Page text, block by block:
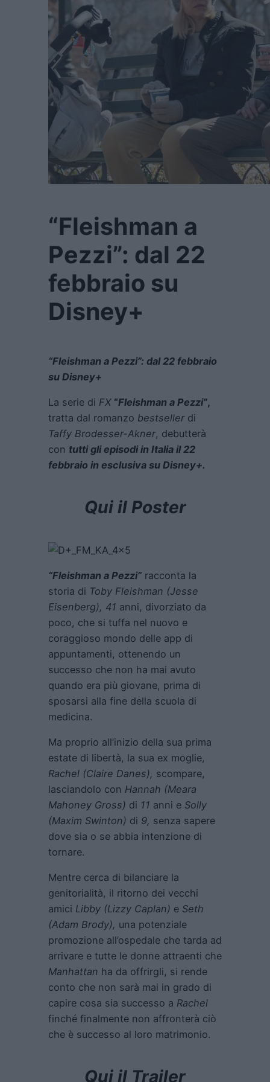
“Fleishman a
Pezzi”: dal 22
febbraio su
Disney+
“Fleishman a Pezzi”: dal 22 febbraio
su Disney+
La serie di FX “Fleishman a Pezzi”,
tratta dal romanzo bestsellerdi
Taffy Brodesser-Akner, debutterà
con tutti gli episodi in Italia il 22
febbraio in esclusiva su Disney+.
Qui il Poster
“Fleishman a Pezzi” racconta la
storia di Toby Fleishman (Jesse
Eisenberg), 41 anni, divorziato da
poco, che si tuffa nel nuovo e
coraggioso mondo delle app di
appuntamenti, ottenendo un
successo che non ha mai avuto
quando era più giovane, prima di
sposarsi alla fine della scuola di
medicina.
Ma proprio all’inizio della sua prima
estate di libertà, la sua ex moglie,
Rachel (Claire Danes), scompare,
lasciandolo con Hannah (Meara
Mahoney Gross) di 11 anni e Solly
(Maxim Swinton) di 9, senza sapere
dove sia o se abbia intenzione di
tornare.
Mentre cerca di bilanciare la
genitorialità, il ritorno dei vecchi
amici Libby (Lizzy Caplan) e Seth
(Adam Brody), una potenziale
promozione all’ospedale che tarda ad
arrivare e tutte le donne attraenti che
Manhattan ha da offrirgli, si rende
conto che non sarà mai in grado di
capire cosa sia successo a Rachel
finché finalmente non affronterà ciò
che è successo al loro matrimonio.
Qui il Trailer